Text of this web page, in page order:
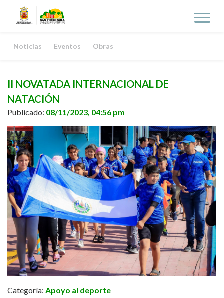
Noticias Eventos Obras
II NOVATADA INTERNACIONAL DE
NATACIÓN
Publicado: 08/11/2023, 04:56 pm
Categoría: Apoyo al deporte